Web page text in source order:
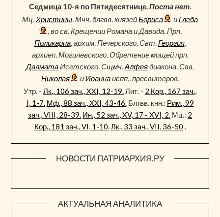
Седмица 10-я по Пятидесятнице.Поста нет.
Мц.Христины. Мчч. блгвв. князейБориса иГлеба
, во св. Крещении Романа и Давида. Прп.
Поликарпа, архим. Печерского. Свт.Георгия,
архиеп. Могилевского. Обретение мощей прп.
ДалматаИсетского. Сщмч.Алфеядиакона. Свв.
Николая
иИоаннаиспп., пресвитеров.
Утр. - Лк., 106 зач., XXI, 12-19.Лит. - 2 Кор., 167 зач.,
I, 1-7. Мф., 88 зач., XXI, 43-46.Блгвв. кнн.: Рим., 99
зач., VIII, 28-39. Ин., 52 зач., XV, 17 - XVI, 2. Мц.: 2
Кор., 181 зач., VI, 1-10.Лк., 33 зач., VII, 36-50 .
НОВОСТИ ПАТРИАРХИЯ.РУ
АКТУАЛЬНАЯ АНАЛИТИКА